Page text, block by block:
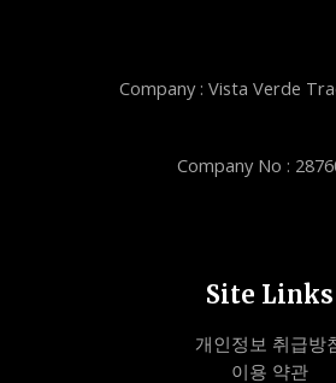
Company : Vista Verde
Company No :
Site Links
개인정보 취급방
이용 약관